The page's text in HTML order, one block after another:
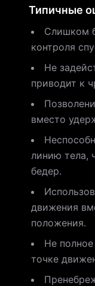
Типичные
Слишком
контроля
Не
приводит к
вместо
линию тела,
бедер.
движения
положения.
Не
точке